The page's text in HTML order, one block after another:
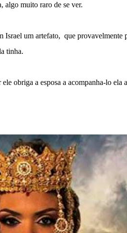
algo muito raro de se ver.
um artefato, que provavelmente
tinha.
obriga a esposa a acompanha-lo ela